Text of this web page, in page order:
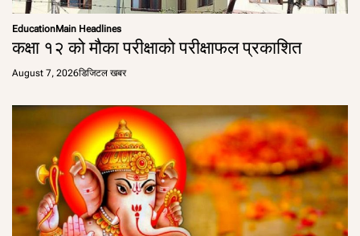
EducationMain Headlines
कक्षा १२ को मौका परीक्षाको परीक्षाफल प्रकाशित
August 7, 2026डिजिटल खबर